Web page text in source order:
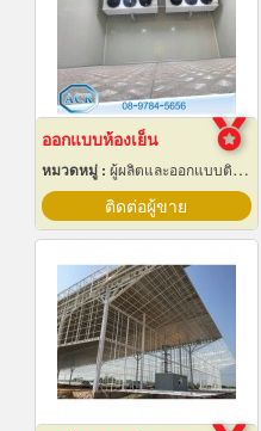
ออกแบบห้องเย็น
หมวดหมู่ : ผู้ผลิตและออกแบบติดตั้งห้องเย็น
ติดต่อผู้ขาย